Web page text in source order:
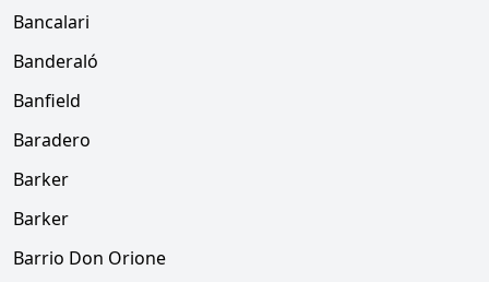
Bancalari
Banderaló
Banfield
Baradero
Barker
Barker
Barrio Don Orione